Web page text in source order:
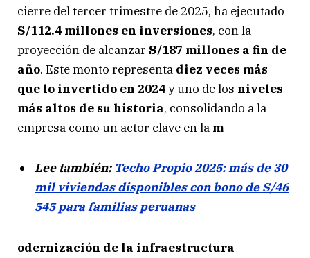
cierre del tercer trimestre de 2025, ha ejecutado
S/112.4 millones en inversiones, con la
proyección de alcanzar S/187 millones a fin de
año. Este monto representa diez veces más
que lo invertido en 2024y uno de los niveles
más altos de su historia, consolidando a la
empresa como un actor clave en la m
Lee también: Techo Propio 2025: más de 30
mil viviendas disponibles con bono de S/46
545 para familias peruanas
odernización de la infraestructura